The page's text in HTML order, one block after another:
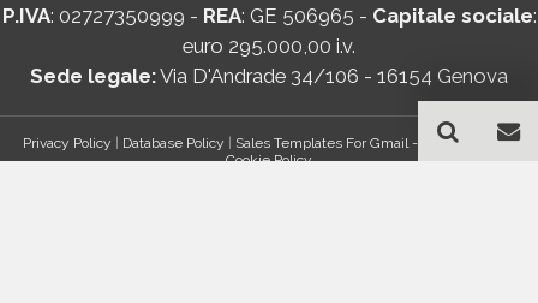
P.IVA: 02727350999 - REA: GE 506965 - Capitale sociale:
euro 295.000,00 i.v.
Sede legale:Via D'Andrade 34/106 - 16154 Genova
Privacy Policy | Database Policy | Sales Templates For Gmail - AddOn Policy|
Cookie Policy